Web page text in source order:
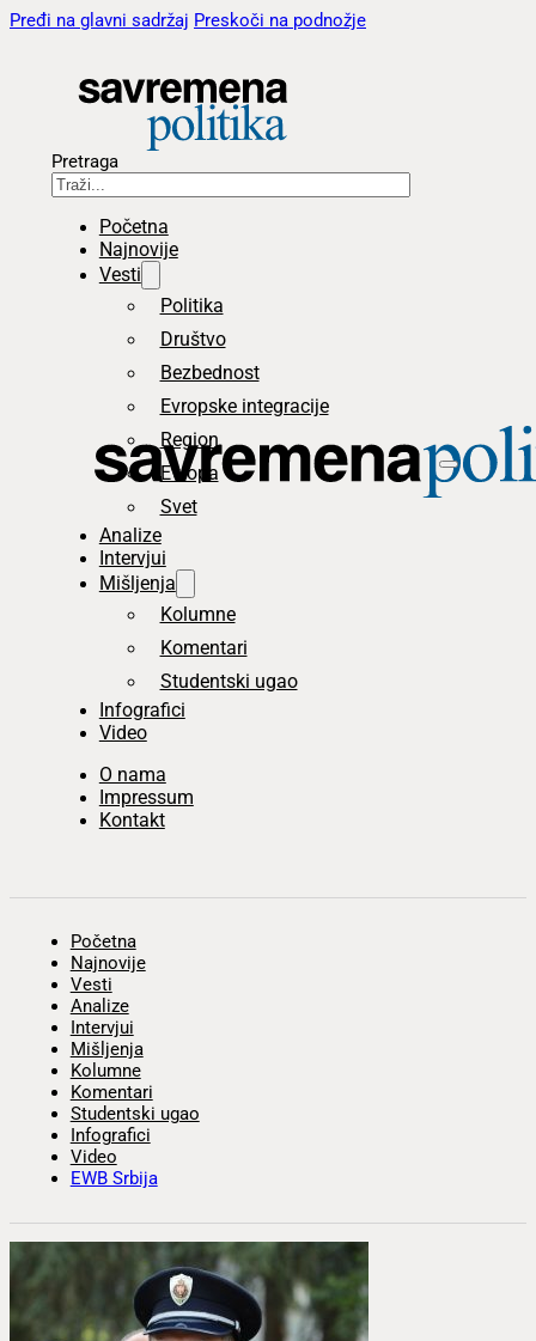
Pređi na glavni sadržaj Preskoči na podnožje
Pretraga
Početna
Najnovije
Vesti
Politika
Društvo
Bezbednost
Evropske integracije
Region
Evropa
Svet
Analize
Intervjui
Mišljenja
Kolumne
Komentari
Studentski ugao
Infografici
Video
O nama
Impressum
Kontakt
Početna
Najnovije
Vesti
Analize
Intervjui
Mišljenja
Kolumne
Komentari
Studentski ugao
Infografici
Video
EWB Srbija